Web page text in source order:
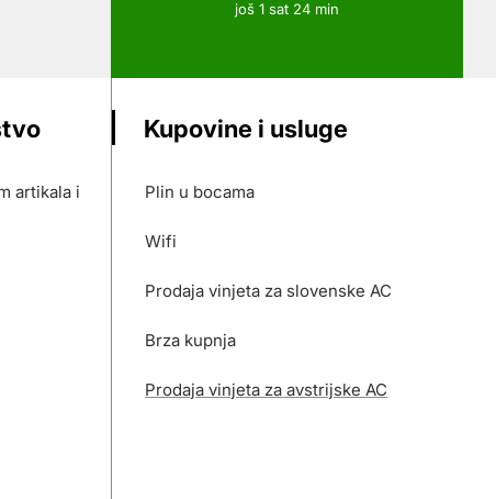
još 1 sat 24 min
artikala i
Kupovine i usluge
Plin u bocama
Wifi
Prodaja vinjeta za slovenske AC
Brza kupnja
Prodaja vinjeta za avstrijske AC